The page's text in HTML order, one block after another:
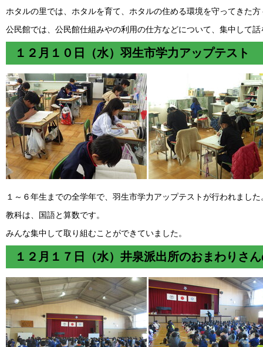
ホタルの里では、ホタルを育て、ホタルの住める環境を守ってきた
公民館では、公民館仕組みやの利用の仕方などについて、集中して
１２月１０日（水）羽生市学力アップテスト
１～６年生までの全学年で、羽生市学力アップテストが行われました
教科は、国語と算数です。
みんな集中して取り組むことができていました。
１２月１７日（水）井泉派出所のおまわりさ